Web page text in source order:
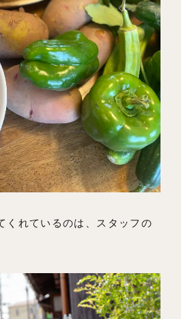
くれているのは、スタッフの